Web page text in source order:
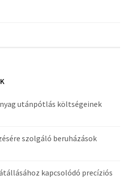
utánpótlás költségeinek
szolgáló beruházások
kapcsolódó precíziós